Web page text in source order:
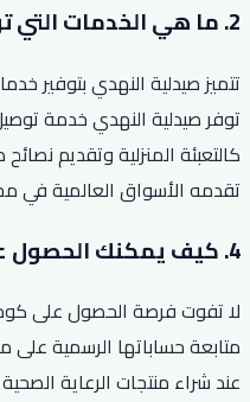
2. ما هي الخدمات التي توفرها صيدلية النهدي؟
تتميز صيدلية النهدي بتوفير
توفر صيدلية النهدي خدمة
كالتعبئة المنزلية وتقديم
تقدمه الأسواق العالمية في
4. كيف يمكنك الحصول على كود خصم صيدلية النهدي لعام 2026؟
متابعة حساباتها الرسمية على
عند شراء منتجات الرعاية